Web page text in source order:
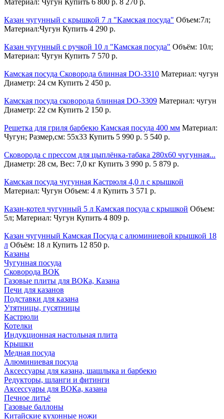
Казан чугунный с крышкой 7 л "Камская посуда" Объем:7л;
Материал:Чугун Купить 4 290 р.
Казан чугунный с ручкой 10 л "Камская посуда" Объём: 10л;
Материал: Чугун Купить 7 570 р.
Камская посуда Сковорода блинная DO-3310 Материал: чугун
Диаметр: 24 см Купить 2 450 р.
Камская посуда сковорода блинная DO-3309 Материал: чугун
Диаметр: 22 см Купить 2 150 р.
Решетка для гриля барбекю Камская посуда 400 мм Материал:
Чугун; Размер,см: 55х33 Купить 5 990 р. 5 540 р.
Сковорода с прессом для цыплёнка-табака 280х60 чугунная...
Диаметр: 28 см, Вес: 7,0 кг Купить 3 990 р. 5 879 р.
Камская посуда чугунная Кастрюля 4,0 л с крышкой
Материал: Чугун Объем: 4 л Купить 3 571 р.
Казан-котел чугунный 5 л Камская посуда с крышкой Объем:
5л; Материал: Чугун Купить 4 809 р.
Казан чугунный Камская Посуда с алюминиевой крышкой 18
л Объём: 18 л Купить 12 850 р.
Казаны
Чугунная посуда
Сковорода ВОК
Газовые плиты для ВОКа, Казана
Печи для казанов
Подставки для казана
Утятницы, гусятницы
Кастрюли
Котелки
Индукционная настольная плита
Крышки
Медная посуда
Алюминиевая посуда
Аксессуары для казана, шашлыка и барбекю
Редукторы, шланги и фитинги
Аксессуары для ВОКа, казана
Печное литьё
Газовые баллоны
Китайские кухонные ножи